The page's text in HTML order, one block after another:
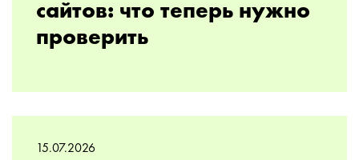
сайтов: что теперь нужно
проверить
15.07.2026